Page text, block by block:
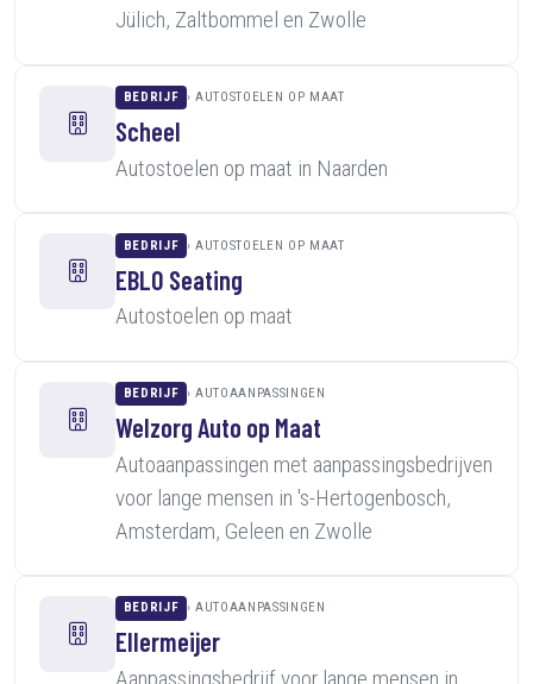
Jülich, Zaltbommel en Zwolle
BEDRIJF AUTOSTOELEN OP MAAT
Scheel
Autostoelen op maat in Naarden
BEDRIJF AUTOSTOELEN OP MAAT
EBLO Seating
Autostoelen op maat
BEDRIJF AUTOAANPASSINGEN
Welzorg Auto op Maat
Autoaanpassingen met aanpassingsbedrijven
voor lange mensen in 's-Hertogenbosch,
Amsterdam, Geleen en Zwolle
BEDRIJF AUTOAANPASSINGEN
Ellermeijer